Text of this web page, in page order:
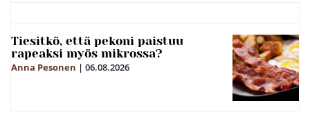
Tiesitkö, että pekoni paistuu
rapeaksi myös mikrossa?
Anna Pesonen | 06.08.2026